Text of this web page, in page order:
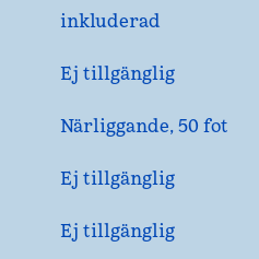
inkluderad
Ej tillgänglig
Närliggande, 50 fot
Ej tillgänglig
Ej tillgänglig